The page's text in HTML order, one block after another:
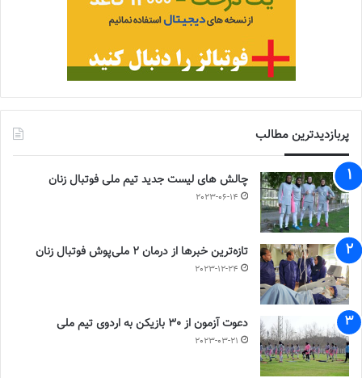
پربازدیدترین مطالب
چالش هاى ليست جدید تيم ملى فوتبال زنان
2023-06-14
تازه‌ترین خبرها از درمان ۲ ملی‌پوش فوتبال زنان
2023-12-24
دعوت آزمون از 30 بازیکن به اردوی تیم ملی
2023-03-21